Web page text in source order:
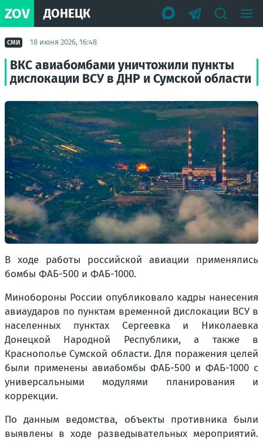
ZOV ДОНЕЦК
СМИ 18 июня 2026, 16:48
ВКС авиабомбами уничтожили пункты
дислокации ВСУ в ДНР и Сумской области
В ходе работы российской авиации применялись
бомбы ФАБ-500 и ФАБ-1000.
Минобороны России опубликовало кадры нанесения
авиаударов по пунктам временной дислокации ВСУ в
населенных пунктах Сергеевка и Николаевка
Донецкой Народной Республики, а также в
Краснополье Сумской области. Для поражения целей
были применены авиабомбы ФАБ-500 и ФАБ-1000 с
универсальными модулями планирования и
коррекции.
По данным ведомства, объекты противника были
выявлены в ходе разведывательных мероприятий.